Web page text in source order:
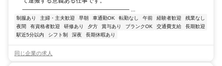
―――――――――――――――――― ...
制服あり 主婦・主夫歓迎 早朝 車通勤OK 転勤なし 午前 経験者歓迎
残業なし
夜間
有資格者歓迎 研修あり 夕方 賞与あり ブランクOK 交通費支給
長期歓迎
駅近5分以内
シフト制 深夜 長期休暇あり
同じ企業の求人